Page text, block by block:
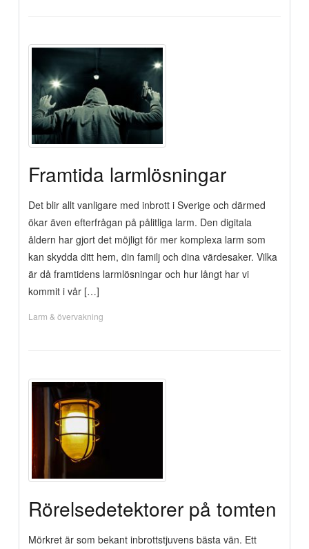
Framtida larmlösningar
Det blir allt vanligare med inbrott i Sverige och därmed
ökar även efterfrågan på pålitliga larm. Den digitala
åldern har gjort det möjligt för mer komplexa larm som
kan skydda ditt hem, din familj och dina värdesaker. Vilka
är då framtidens larmlösningar och hur långt har vi
kommit i vår […]
Larm & övervakning
Rörelsedetektorer på tomten
Mörkret är som bekant inbrottstjuvens bästa vän. Ett